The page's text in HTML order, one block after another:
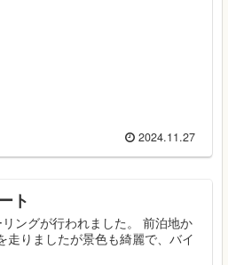
2024.11.27
ト
ングが行われました。 前泊地か
走りましたが景色も綺麗で、バイ